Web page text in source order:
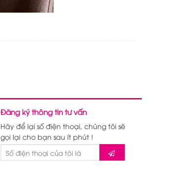
Đăng ký thông tin tư vấn
Hãy để lại số điện thoại, chúng tôi sẽ
gọi lại cho bạn sau ít phút !